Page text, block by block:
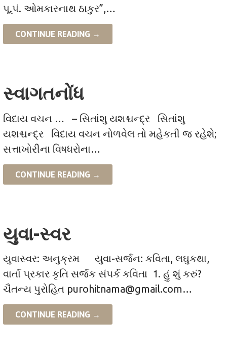
પૂ.પં. ઓમકારનાથ ઠાકુર”,…
CONTINUE READING →
સ્વાગતનોંધ
વિદાય વચન … – સિતાંશુ યશશ્ચન્દ્ર સિતાંશુ
યશશ્ચન્દ્ર વિદાય વચન નોળવેલ તો મહેકતી જ રહેશે;
સત્તાખોરીના વિષધરોના…
CONTINUE READING →
યુવા-સ્વર
યુવાસ્વર: અનુક્રમ યુવા-સર્જન: કવિતા, લઘુકથા,
વાર્તા પ્રકાર કૃતિ સર્જક સંપર્ક કવિતા 1. હું શું કરું?
ચૈતન્ય પુરોહિત purohitnama@gmail.com…
CONTINUE READING →